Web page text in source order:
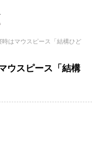
時はマウスピース「結構ひど
ウスピース「結構